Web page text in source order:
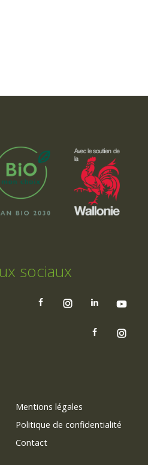
sociaux
Mentions légales
Politique de confidentialité
Contact